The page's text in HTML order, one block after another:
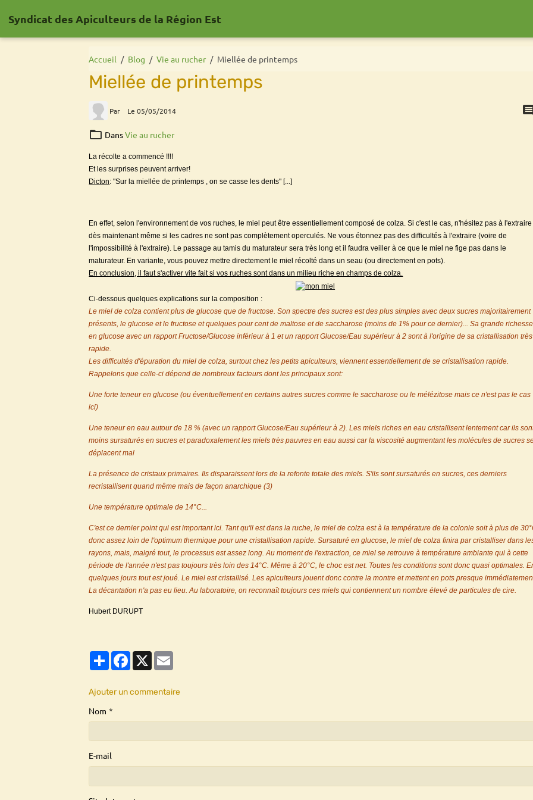
Syndicat des Apiculteurs de la Région Est
Accueil Blog Vie au rucher Miellée de printemps
Miellée de printemps
Par Le 05/05/2014
DansVie au rucher
La récolte a commencé !!!!
Et les surprises peuvent arriver!
Dicton: "Sur la miellée de printemps , on se casse les dents" [...]
En effet, selon l'environnement de vos ruches, le miel peut être essentiellement composé de colza. Si c'est le cas, n'hésitez pas à l'extraire
dès maintenant même si les cadres ne sont pas complètement operculés. Ne vous étonnez pas des difficultés à l'extraire (voire de
l'impossibilité à l'extraire). Le passage au tamis du maturateur sera très long et il faudra veiller à ce que le miel ne fige pas dans le
maturateur. En variante, vous pouvez mettre directement le miel récolté dans un seau (ou directement en pots).
En conclusion, il faut s'activer vite fait si vos ruches sont dans un milieu riche en champs de colza.
Ci-dessous quelques explications sur la composition :
Le miel de colza contient plus de glucose que de fructose. Son spectre des sucres est des plus simples avec deux sucres majoritairement
présents, le glucose et le fructose et quelques pour cent de maltose et de saccharose (moins de 1% pour ce dernier)... Sa grande richesse
en glucose avec un rapport Fructose/Glucose inférieur à 1 et un rapport Glucose/Eau supérieur à 2 sont à l'origine de sa cristallisation très
rapide.
Les difficultés d'épuration du miel de colza, surtout chez les petits apiculteurs, viennent essentiellement de se cristallisation rapide.
Rappelons que celle-ci dépend de nombreux facteurs dont les principaux sont:
Une forte teneur en glucose (ou éventuellement en certains autres sucres comme le saccharose ou le mélézitose mais ce n'est pas le cas
ici)
Une teneur en eau autour de 18 % (avec un rapport Glucose/Eau supérieur à 2). Les miels riches en eau cristallisent lentement car ils
moins sursaturés en sucres et paradoxalement les miels très pauvres en eau aussi car la viscosité augmentant les molécules de sucres
déplacent mal
La présence de cristaux primaires. Ils disparaissent lors de la refonte totale des miels. S'ils sont sursaturés en sucres, ces derniers
recristallisent quand même mais de façon anarchique (3)
Une température optimale de 14°C...
C'est ce dernier point qui est important ici. Tant qu'il est dans la ruche, le miel de colza est à la température de la colonie soit à plus de
donc assez loin de l'optimum thermique pour une cristallisation rapide. Sursaturé en glucose, le miel de colza finira par cristalliser dans
rayons, mais, malgré tout, le processus est assez long. Au moment de l'extraction, ce miel se retrouve à température ambiante qui à cette
période de l'année n'est pas toujours très loin des 14°C. Même à 20°C, le choc est net. Toutes les conditions sont donc quasi optimales.
quelques jours tout est joué. Le miel est cristallisé. Les apiculteurs jouent donc contre la montre et mettent en pots presque
La décantation n'a pas eu lieu. Au laboratoire, on reconnaît toujours ces miels qui contiennent un nombre élevé de particules de cire.
Hubert DURUPT
PartagerFacebook
X
Ajouter un commentaire
Nom
E-mail